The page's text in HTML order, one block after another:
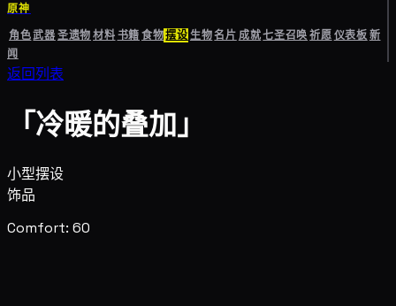
原神
角色武器圣遗物材料书籍食物摆设生物名片成就七圣召唤祈愿仪表板新
闻
返回列表
「冷暖的叠加」
小型摆设
饰品
Comfort: 60